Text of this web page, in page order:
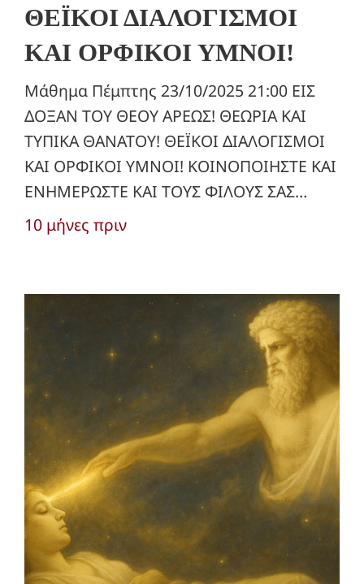
ΘΕΪΚΟΙ ΔΙΑΛΟΓΙΣΜΟΙ
ΚΑΙ ΟΡΦΙΚΟΙ ΥΜΝΟΙ!
Μάθημα Πέμπτης 23/10/2025 21:00 ΕΙΣ
ΔΟΞΑΝ ΤΟΥ ΘΕΟΥ ΑΡΕΩΣ! ΘΕΩΡΙΑ ΚΑΙ
ΤΥΠΙΚΑ ΘΑΝΑΤΟΥ! ΘΕΪΚΟΙ ΔΙΑΛΟΓΙΣΜΟΙ
ΚΑΙ ΟΡΦΙΚΟΙ ΥΜΝΟΙ! ΚΟΙΝΟΠΟΙΗΣΤΕ ΚΑΙ
ΕΝΗΜΕΡΩΣΤΕ ΚΑΙ ΤΟΥΣ ΦΙΛΟΥΣ ΣΑΣ…
10 μήνες πριν